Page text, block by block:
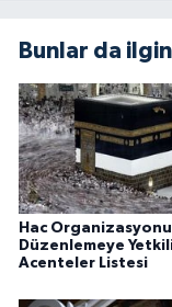
Bunlar da
Hac Organizasyonu
Düzenlemeye
Acenteler Listesi
Siirt
Sinop
Sivas
Şanlıurfa
Şırnak